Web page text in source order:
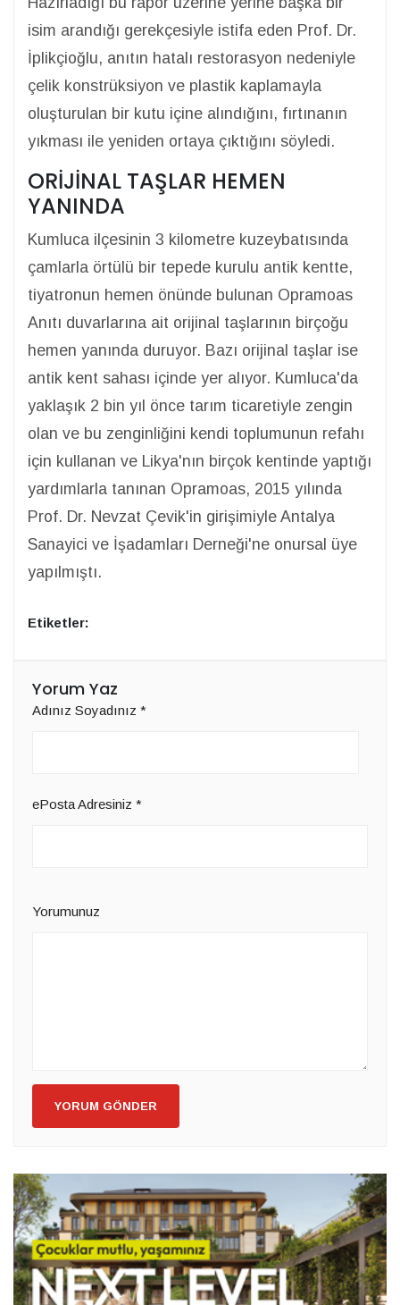
isim arandığı gerekçesiyle istifa eden Prof. Dr.
İplikçioğlu, anıtın hatalı restorasyon nedeniyle
çelik konstrüksiyon ve plastik kaplamayla
oluşturulan bir kutu içine alındığını, fırtınanın
yıkması ile yeniden ortaya çıktığını söyledi.
ORİJİNAL TAŞLAR HEMEN
YANINDA
Kumluca ilçesinin 3 kilometre kuzeybatısında
çamlarla örtülü bir tepede kurulu antik kentte,
tiyatronun hemen önünde bulunan Opramoas
Anıtı duvarlarına ait orijinal taşlarının birçoğu
hemen yanında duruyor. Bazı orijinal taşlar ise
antik kent sahası içinde yer alıyor. Kumluca'da
yaklaşık 2 bin yıl önce tarım ticaretiyle zengin
olan ve bu zenginliğini kendi toplumunun refahı
için kullanan ve Likya'nın birçok kentinde yaptığı
yardımlarla tanınan Opramoas, 2015 yılında
Prof. Dr. Nevzat Çevik'in girişimiyle Antalya
Sanayici ve İşadamları Derneği'ne onursal üye
yapılmıştı.
Etiketler:
Yorum Yaz
Adınız Soyadınız *
ePosta Adresiniz *
Yorumunuz
YORUM GÖNDER